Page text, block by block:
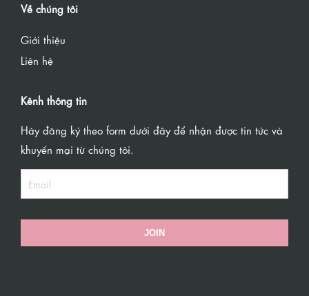
Về chúng tôi
Giới thiệu
Liên hệ
Kênh thông tin
Hãy đăng ký theo form dưới đây để nhận được tin tức và
khuyến mại từ chúng tôi.
JOIN